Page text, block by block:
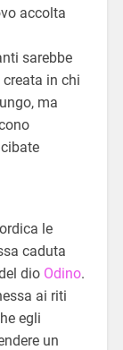
accolta
sarebbe
creata in chi
ma
le
caduta
dio Odino.
ai riti
egli
un